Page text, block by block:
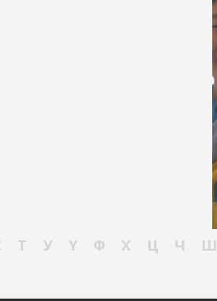
Т У Ү Ф Х Ц Ч Ш